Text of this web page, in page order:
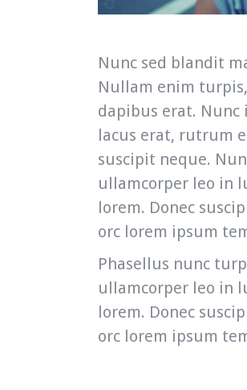
Nunc sed blandit
Nullam enim
dapibus erat.
lacus erat, rutrum
suscipit neque.
ullamcorper leo in
lorem. Donec
orc lorem ipsum
Phasellus nunc
ullamcorper leo in
lorem. Donec
orc lorem ipsum